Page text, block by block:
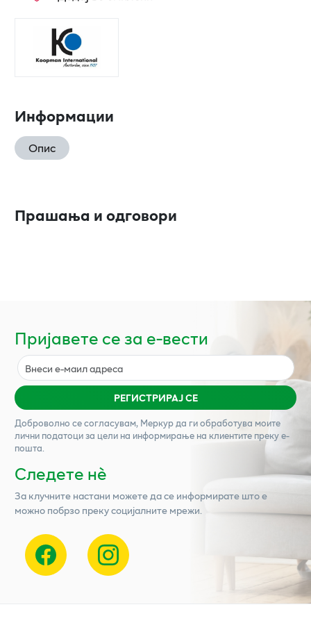
Информации
Опис
Прашања и одговори
Пријавете се за е-вести
РЕГИСТРИРАЈ СЕ
Доброволно се согласувам, Меркурда ги обработува моите
лични податоци за цели на информирање на клиентите преку е-
пошта.
Следете нѐ
За клучните настани можете да се информирате што е
можно побрзо преку социјалните мрежи.